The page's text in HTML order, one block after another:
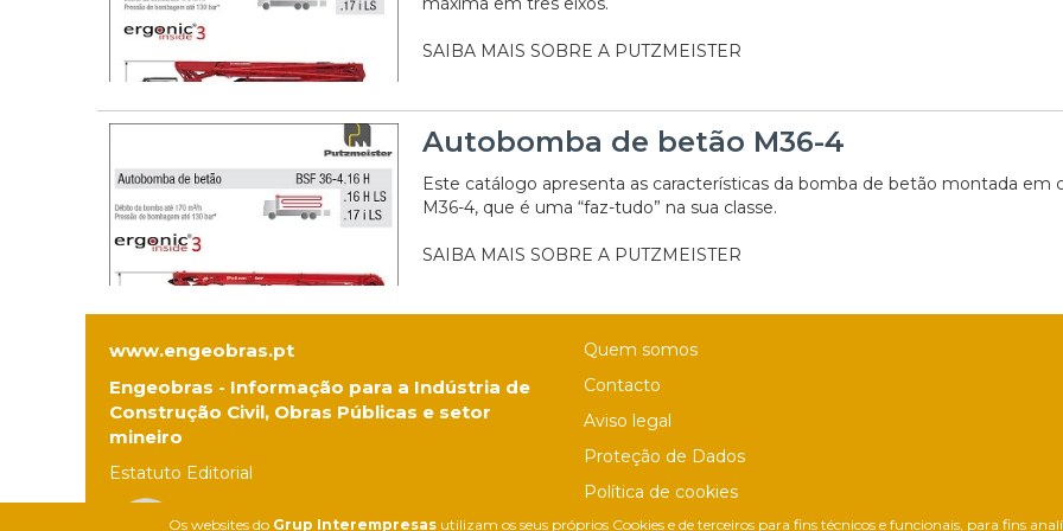
Os websites do Grup Interempresas utilizam os seus próprios Cookies e de terceiros para fins técnicos e funcionais, para fins
SAIBA MAIS SOBRE A PUTZMEISTER
Autobomba de betão M36-4
Este catálogo apresenta as características da bomba de betão montada em
M36-4, que é uma “faz-tudo” na sua classe.
SAIBA MAIS SOBRE A PUTZMEISTER
www.engeobras.pt
Engeobras - Informação para a Indústria de
Construção Civil, Obras Públicas e setor
mineiro
Estatuto Editorial
Quem somos
Contacto
Aviso legal
Proteção de Dados
Política de cookies